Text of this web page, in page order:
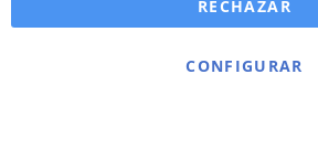
CONFIGURAR
RECHAZAR